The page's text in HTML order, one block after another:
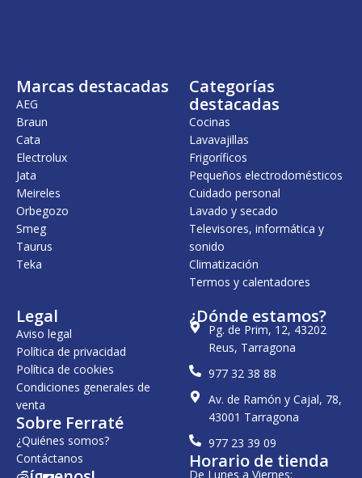
Marcas destacadas
AEG
Braun
Cata
Electrolux
Jata
Meireles
Orbegozo
Smeg
Taurus
Teka
Categorías
destacadas
Cocinas
Lavavajillas
Frigoríficos
Pequeños electrodomésticos
Cuidado personal
Lavado y secado
Televisores, informática y
sonido
Climatización
Termos y calentadores
Legal
Aviso legal
Política de privacidad
Política de cookies
Condiciones generales de
venta
Sobre Ferraté
¿Quiénes somos?
Contáctanos
¿Dónde estamos?
Pg. de Prim, 12, 43202
Reus, Tarragona
977 32 38 88
Av. de Ramón y Cajal, 78,
43001 Tarragona
977 23 39 09
Horario de tienda
De Lunes a Viernes: